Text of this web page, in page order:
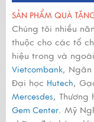
SẢN PHẨM QUÀ
Chúng tôi nhiều
thuộc cho các tổ
hiệu trong và
Vietcombank, Ngân
Đại học Hutech,
Mercesdes, Thương
Gem Center. Mỹ